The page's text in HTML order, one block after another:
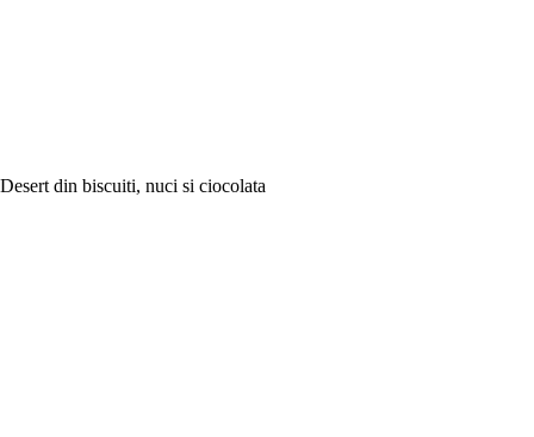
Desert din biscuiti, nuci si ciocolata